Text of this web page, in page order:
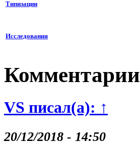
Типизации
Исследования
Комментарии
VS писал(а): ↑
20/12/2018 - 14:50